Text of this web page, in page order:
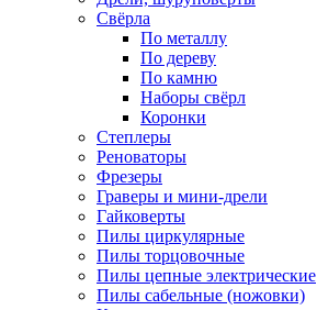
Свёрла
По металлу
По дереву
По камню
Наборы свёрл
Коронки
Степлеры
Реноваторы
Фрезеры
Граверы и мини-дрели
Гайковерты
Пилы циркулярные
Пилы торцовочные
Пилы цепные электрические
Пилы сабельные (ножовки)